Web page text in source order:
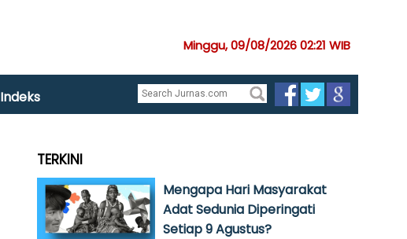
Minggu, 09/08/2026 02:21 WIB
Indeks
TERKINI
Mengapa Hari Masyarakat
Adat Sedunia Diperingati
Setiap 9 Agustus?